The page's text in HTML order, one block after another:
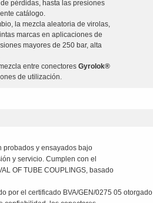
pérdidas, hasta las presiones
catálogo.
la mezcla aleatoria de virolas,
marcas en aplicaciones de
mayores de 250 bar, alta
entre conectores Gyrolok®
de utilización.
probados y ensayados bajo
y servicio. Cumplen con el
OF TUBE COUPLINGS, basado
por el certificado BVA/GEN/0275 05